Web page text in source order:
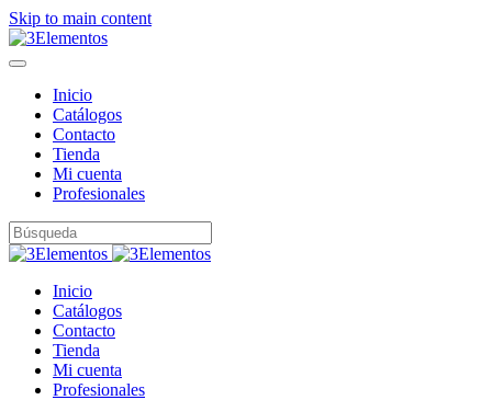
Skip to main content
Inicio
Catálogos
Contacto
Tienda
Mi cuenta
Profesionales
Inicio
Catálogos
Contacto
Tienda
Mi cuenta
Profesionales